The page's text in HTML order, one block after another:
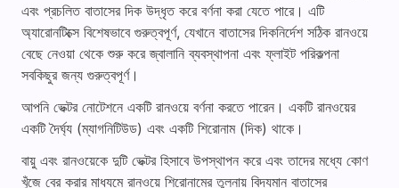
এবং প্রচলিত বাতাসের দিক উদ্ধৃত করে বর্ণনা করা যেতে পারে। এটি
অ্যারোনটিক্সে বিশেষভাবে গুরুত্বপূর্ণ, যেখানে বাতাসের দিকনির্দেশ সঠিক রানওয়ে
বেছে নেওয়া থেকে শুরু করে জ্বালানি ব্যবস্থাপনা এবং ফ্লাইট পরিকল্পনা
সবকিছুর জন্য গুরুত্বপূর্ণ।
আপনি ভেক্টর নোটেশনে একটি রানওয়ে বর্ণনা করতে পারেন। একটি রানওয়ের
একটি দৈর্ঘ্য (ম্যাগনিটিউড) এবং একটি শিরোনাম (দিক) থাকে।
বায়ু এবং রানওয়েকে দুটি ভেক্টর হিসাবে উপস্থাপন করে এবং তাদের মধ্যে কোণ
খুঁজে বের করার মাধ্যমে রানওয়ে শিরোনামের তুলনায় বিদ্যমান বাতাসের